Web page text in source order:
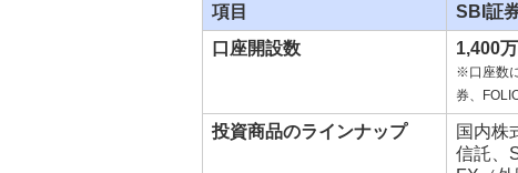
項目 SBI証
口座開設数
1,400
※口座数
券、
投資商品のラインナップ
国内株
信託、